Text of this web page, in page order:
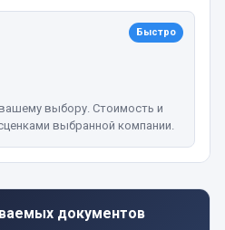
Быстро
выбору. Стоимость и
выбранной компании.
документов